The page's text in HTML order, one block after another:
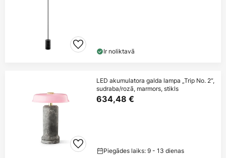
Ir noliktavā
LED akumulatora galda lampa „Trip No. 2“,
sudraba/rozā, marmors, stikls
634,48 €
Piegādes laiks: 9 - 13 dienas